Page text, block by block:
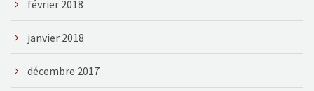
février 2018
janvier 2018
décembre 2017